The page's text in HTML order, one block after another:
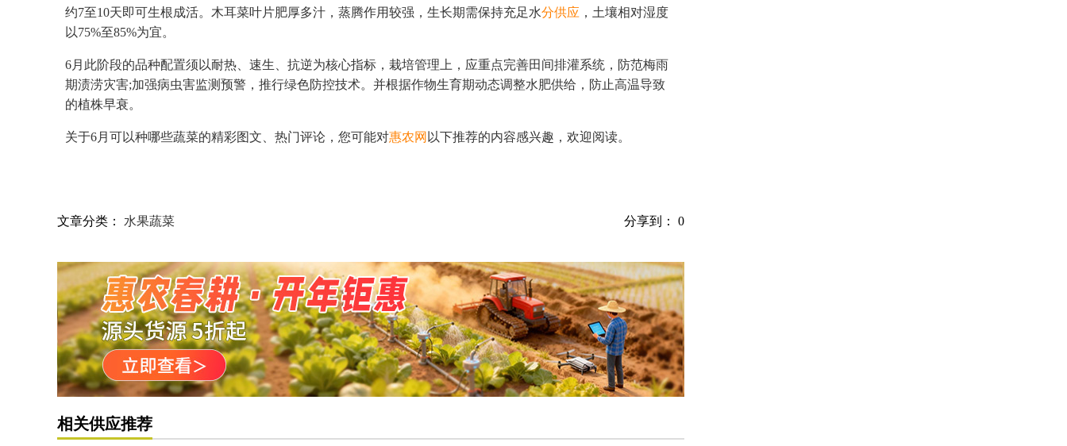
约7至10天即可生根成活。木耳菜叶片肥厚多汁，蒸腾作用较强，生长期需保持充足水分供应 ，土壤相对湿度
以75%至85%为宜。
6月此阶段的品种配置须以耐热、速生、抗逆为核心指标，栽培管理上，应重点完善田间排灌系统，防范梅雨
期渍涝灾害;加强病虫害监测预警，推行绿色防控技术。并根据作物生育期动态调整水肥供给，防止高温导致
的植株早衰。
关于6月可以种哪些蔬菜的精彩图文、热门评论，您可能对惠农网 以下推荐的内容感兴趣，欢迎阅读。
文章分类： 水果蔬菜 分享到： 0
相关供应推荐